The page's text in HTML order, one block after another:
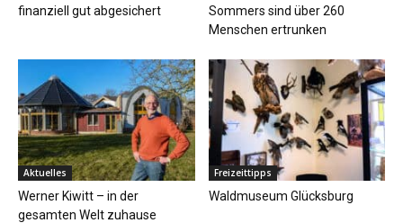
finanziell gut abgesichert
Sommers sind über 260
Menschen ertrunken
Aktuelles
Werner Kiwitt – in der
gesamten Welt zuhause
Freizeittipps
Waldmuseum Glücksburg